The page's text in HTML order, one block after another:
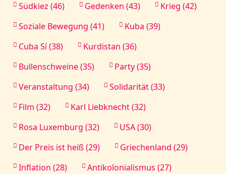
Südkiez (46)
Gedenken (43)
Krieg (42)
Soziale Bewegung (41)
Kuba (39)
Cuba Sí (38)
Kurdistan (36)
Bullenschweine (35)
Party (35)
Veranstaltung (34)
Solidarität (33)
Film (32)
Karl Liebknecht (32)
Rosa Luxemburg (32)
USA (30)
Der Preis ist heiß (29)
Griechenland (29)
Inflation (28)
Antikolonialismus (27)